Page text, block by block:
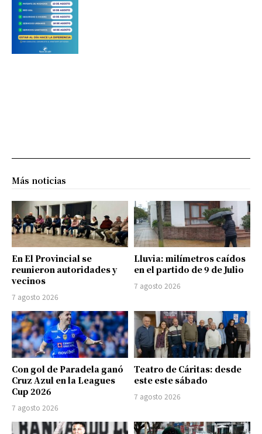
Más noticias
En El Provincial se
reunieron autoridades y
vecinos
7 agosto 2026
Lluvia: milímetros caídos
en el partido de 9 de Julio
7 agosto 2026
Con gol de Paradela ganó
Cruz Azul en la Leagues
Cup 2026
7 agosto 2026
Teatro de Cáritas: desde
este este sábado
7 agosto 2026